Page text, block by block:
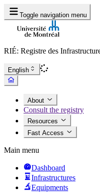
Toggle navigation menu
RIÉ: Registre des
English
About
Consult the registry
Resources
Fast Access
Main menu
Dashboard
Infrastructures
Equipments